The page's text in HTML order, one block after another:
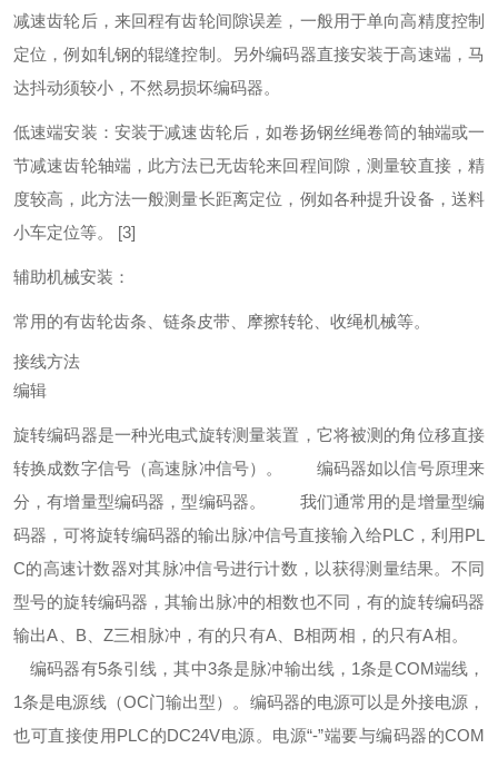
减速齿轮后，来回程有齿轮间隙误差，一般用于单向高精度控制
定位，例如轧钢的辊缝控制。另外编码器直接安装于高速端，马
达抖动须较小，不然易损坏编码器。
低速端安装：安装于减速齿轮后，如卷扬钢丝绳卷筒的轴端或一
节减速齿轮轴端，此方法已无齿轮来回程间隙，测量较直接，精
度较高，此方法一般测量长距离定位，例如各种提升设备，送料
小车定位等。
[3]
辅助机械安装：
常用的有齿轮齿条、链条皮带、摩擦转轮、收绳机械等。
接线方法
编辑
旋转编码器是一种光电式旋转测量装置，它将被测的角位移直接
转换成数字信号（高速脉冲信号）。
编码器如以信号原理来
分，有增量型编码器，型编码器。
我们通常用的是增量型编
码器，可将旋转编码器的输出脉冲信号直接输入给PLC，利用PL
C的高速计数器对其脉冲信号进行计数，以获得测量结果。不同
型号的旋转编码器，其输出脉冲的相数也不同，有的旋转编码器
输出A、B、Z三相脉冲，有的只有A、B相两相，的只有A相。
编码器有5条引线，其中3条是脉冲输出线，1条是COM端线，
1条是电源线（OC门输出型）。编码器的电源可以是外接电源，
也可直接使用PLC的DC24V电源。电源“-”端要与编码器的COM